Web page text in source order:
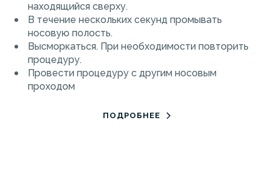
находящийся сверху.
В течение нескольких секунд промывать
носовую полость.
Высморкаться. При необходимости повторить
процедуру.
Провести процедуру с другим носовым
проходом
ПОДРОБНЕЕ